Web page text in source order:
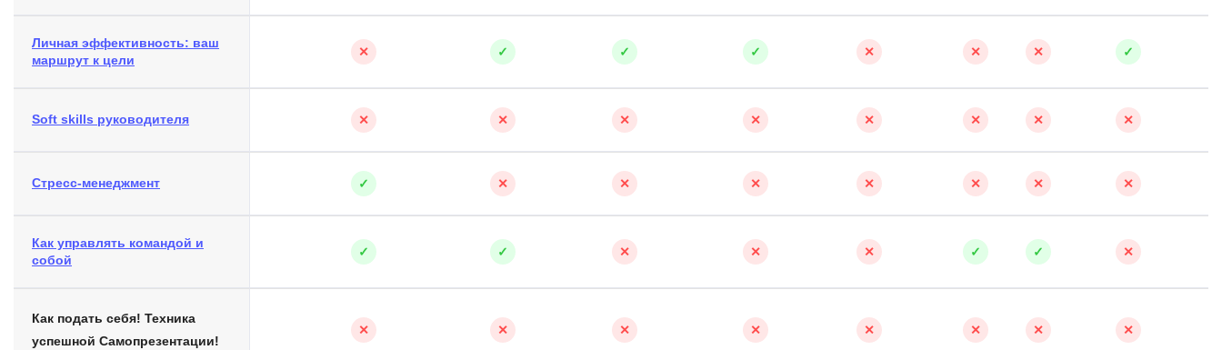
Личная эффективность: ваш
маршрут к цели
✕ ✓ ✓ ✓ ✕ ✕ ✕ ✓
Soft skills руководителя ✕ ✕ ✕ ✕ ✕ ✕ ✕ ✕
Стресс-менеджмент ✓ ✕ ✕ ✕ ✕ ✕ ✕ ✕
Как управлять командой и
собой
✓ ✓ ✕ ✕ ✕ ✓ ✓ ✕
Как подать себя! Техника
успешной Самопрезентации!
✕ ✕ ✕ ✕ ✕ ✕ ✕ ✕